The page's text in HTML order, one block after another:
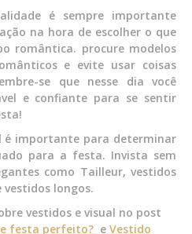
é sempre importante
na hora de escolher o que
romântica. procure modelos
e evite usar coisas
se que nesse dia você
e confiante para se sentir
é importante para determinar
para a festa. Invista sem
como Tailleur, vestidos
longos.
vestidos e visual no post
festa perfeito? e Vestido